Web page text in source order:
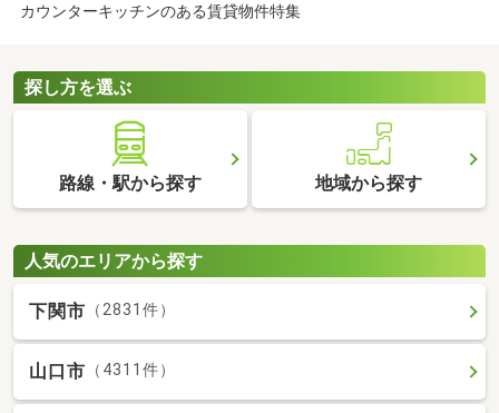
カウンターキッチンのある賃貸物件特集
探し方を選ぶ
路線・駅から探す 地域から探す
人気のエリアから探す
下関市 （2831件）
山口市 （4311件）